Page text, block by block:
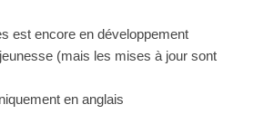
est encore en développement
(mais les mises à jour sont
en anglais